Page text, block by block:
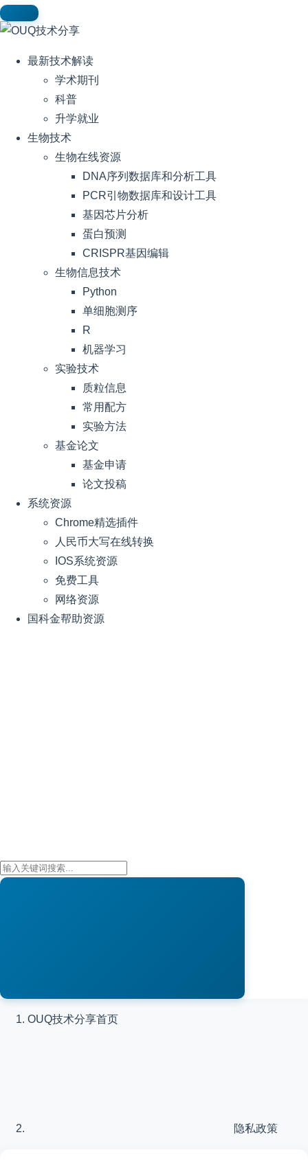
最新技术解读
学术期刊
科普
升学就业
生物技术
生物在线资源
DNA序列数据库和分析工具
PCR引物数据库和设计工具
基因芯片分析
蛋白预测
CRISPR基因编辑
生物信息技术
Python
单细胞测序
R
机器学习
实验技术
质粒信息
常用配方
实验方法
基金论文
基金申请
论文投稿
系统资源
Chrome精选插件
人民币大写在线转换
IOS系统资源
免费工具
网络资源
国科金帮助资源
OUQ技术分享首页
隐私政策